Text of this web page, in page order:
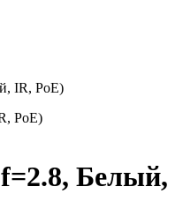
IR, PoE)
Белый,